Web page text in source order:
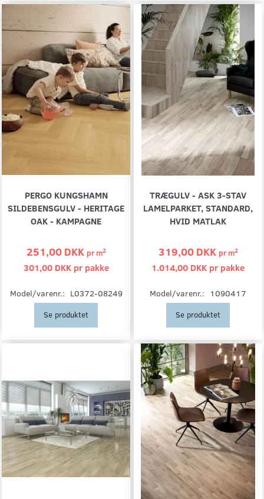
PERGO KUNGSHAMN
SILDEBENSGULV - HERITAGE
OAK - KAMPAGNE
251,00 DKK prm2
301,00 DKK pr pakke
Model/varenr.: L0372-08249
Se produktet
TRÆGULV - ASK 3-STAV
LAMELPARKET, STANDARD,
HVID MATLAK
319,00 DKK prm2
1.014,00 DKK pr pakke
Model/varenr.: 1090417
Se produktet